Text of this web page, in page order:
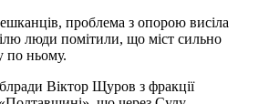
проблема з опорою висіла
люди помітили, що міст сильно
по ньому.
Віктор Щуров з фракції